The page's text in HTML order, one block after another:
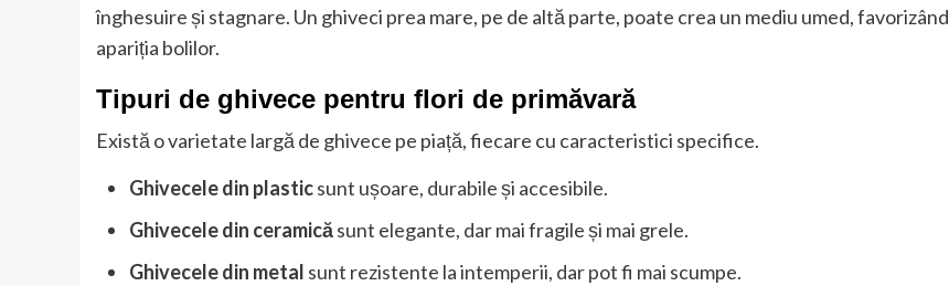
înghesuire și stagnare. Un ghiveci prea mare, pe de altă parte, poate crea un mediu umed, favorizând
apariția bolilor.
Tipuri de ghivece pentru flori de primăvară
Există o varietate largă de ghivece pe piață, fiecare cu caracteristici specifice.
Ghivecele din plasticsunt ușoare, durabile și accesibile.
Ghivecele din ceramicăsunt elegante, dar mai fragile și mai grele.
Ghivecele din metal sunt rezistente la intemperii, dar pot fi mai scumpe.